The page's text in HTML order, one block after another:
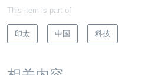
This item is part of
印太 中国 科技